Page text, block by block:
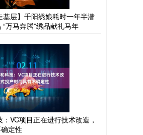
层】千阳绣娘耗时一年半潜
万马奔腾”绣品献礼马年
VC项目正在进行技术改造，
定性